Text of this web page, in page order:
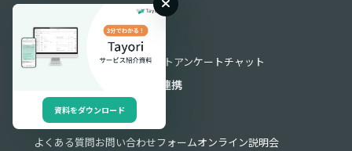
機能一覧
フォームFAQ AIチャットボットアンケートチャット
API連携
サポート
よくある質問お問い合わせフォームオンライン説明会
資料をダウンロード